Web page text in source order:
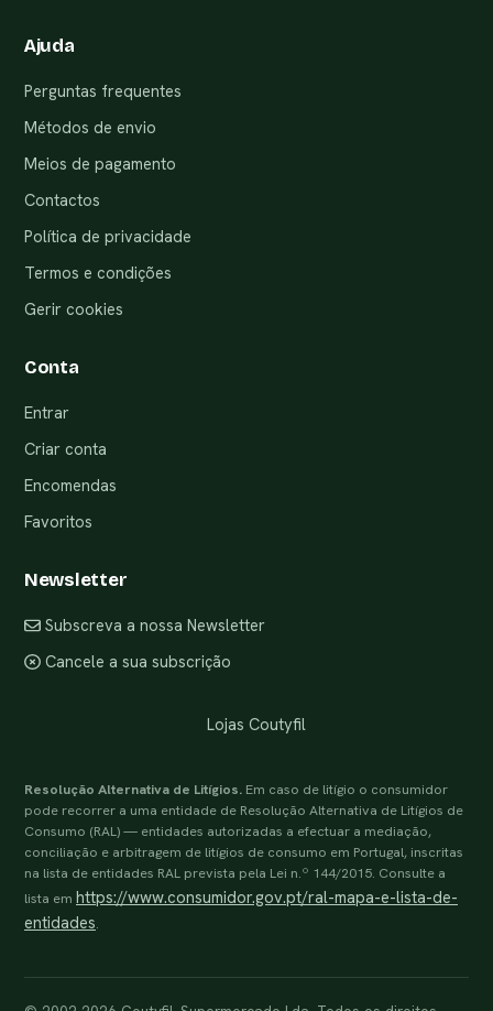
Ajuda
Perguntas frequentes
Métodos de envio
Meios de pagamento
Contactos
Política de privacidade
Termos e condições
Gerir cookies
Conta
Entrar
Criar conta
Encomendas
Favoritos
Newsletter
Subscreva a nossa Newsletter
Cancele a sua subscrição
Lojas Coutyfil
Resolução Alternativa de Litígios. Em caso de litígio o consumidor
pode recorrer a uma entidade de Resolução Alternativa de Litígios de
Consumo (RAL) — entidades autorizadas a efectuar a mediação,
conciliação e arbitragem de litígios de consumo em Portugal, inscritas
na lista de entidades RAL prevista pela Lei n.º 144/2015. Consulte a
lista em https://www.consumidor.gov.pt/ral-mapa-e-lista-de-
entidades.